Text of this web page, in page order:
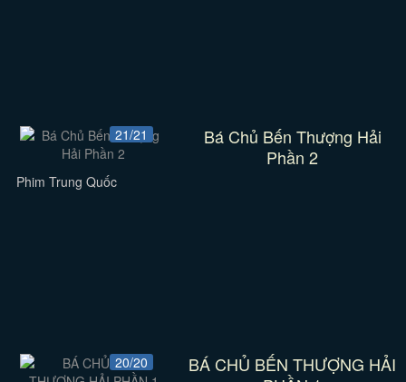
21/21
Bá Chủ Bến Thượng Hải
Phần 2
Phim Trung Quốc
20/20
BÁ CHỦ BẾN THƯỢNG HẢI